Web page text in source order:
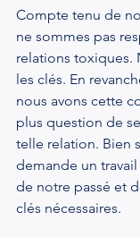
Compte tenu de
ne sommes pas
relations toxiques.
les clés. En
nous avons cette
plus question de
telle relation. Bien
demande un
de notre passé et
clés nécessaires.